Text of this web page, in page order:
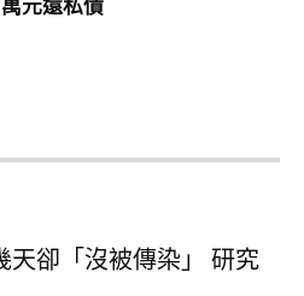
天卻「沒被傳染」 研究